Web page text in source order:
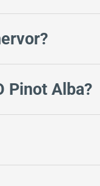
Pinot Alba?